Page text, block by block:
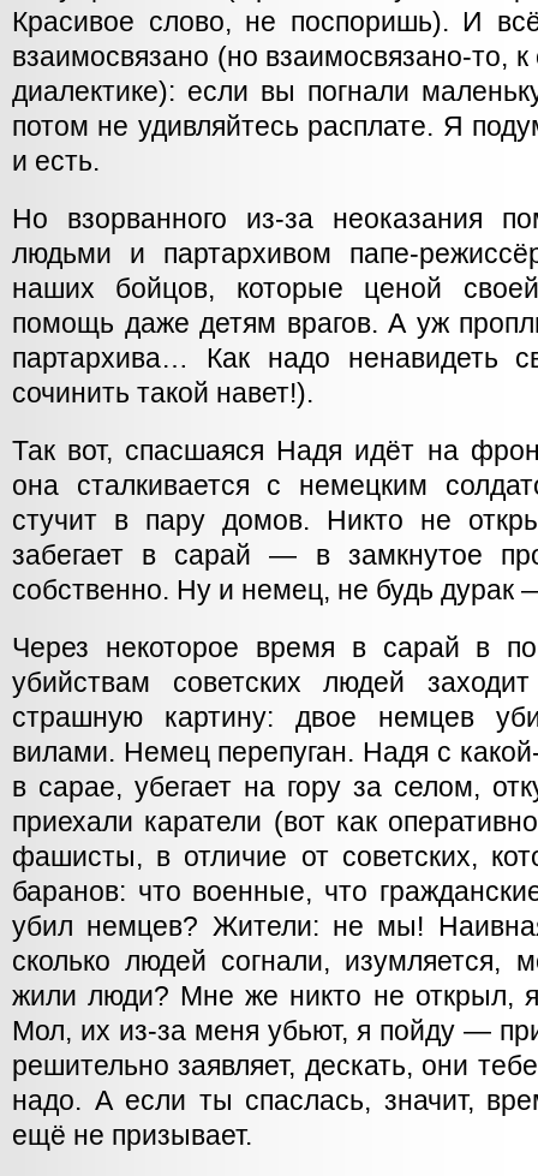
Красивое слово, не поспоришь). И
взаимосвязано (но взаимосвязано-то,
диалектике): если вы погнали
потом не удивляйтесь расплате. Я
и есть.
Но взорванного из-за неоказания
людьми и партархивом папе-
наших бойцов, которые ценой
помощь даже детям врагов. А уж
партархива… Как надо ненавидеть
сочинить такой навет!).
Так вот, спасшаяся Надя идёт на
она сталкивается с немецким
стучит в пару домов. Никто не
забегает в сарай — в замкнутое
собственно. Ну и немец, не будь дурак
Через некоторое время в сарай в
убийствам советских людей
страшную картину: двое немцев
вилами. Немец перепуган. Надя с
в сарае, убегает на гору за селом,
приехали каратели (вот как
фашисты, в отличие от советских,
баранов: что военные, что
убил немцев? Жители: не мы!
сколько людей согнали, изумляется,
жили люди? Мне же никто не открыл,
Мол, их из-за меня убьют, я пойду —
решительно заявляет, дескать, они
надо. А если ты спаслась, значит,
ещё не призывает.